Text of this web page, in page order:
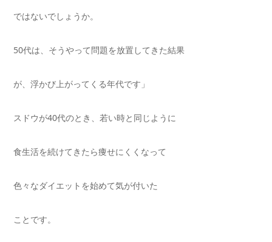
ではないでしょうか。
50代は、そうやって問題を放置してきた結果
が、浮かび上がってくる年代です」
スドウが40代のとき、若い時と同じように
食生活を続けてきたら痩せにくくなって
色々なダイエットを始めて気が付いた
ことです。